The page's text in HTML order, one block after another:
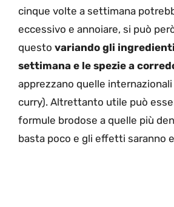
cinque volte a settimana
eccessivo e annoiare, si può
questo variando gli
settimana e le spezie a
apprezzano quelle
curry). Altrettanto utile può
formule brodose a quelle più
basta poco e gli effetti saranno